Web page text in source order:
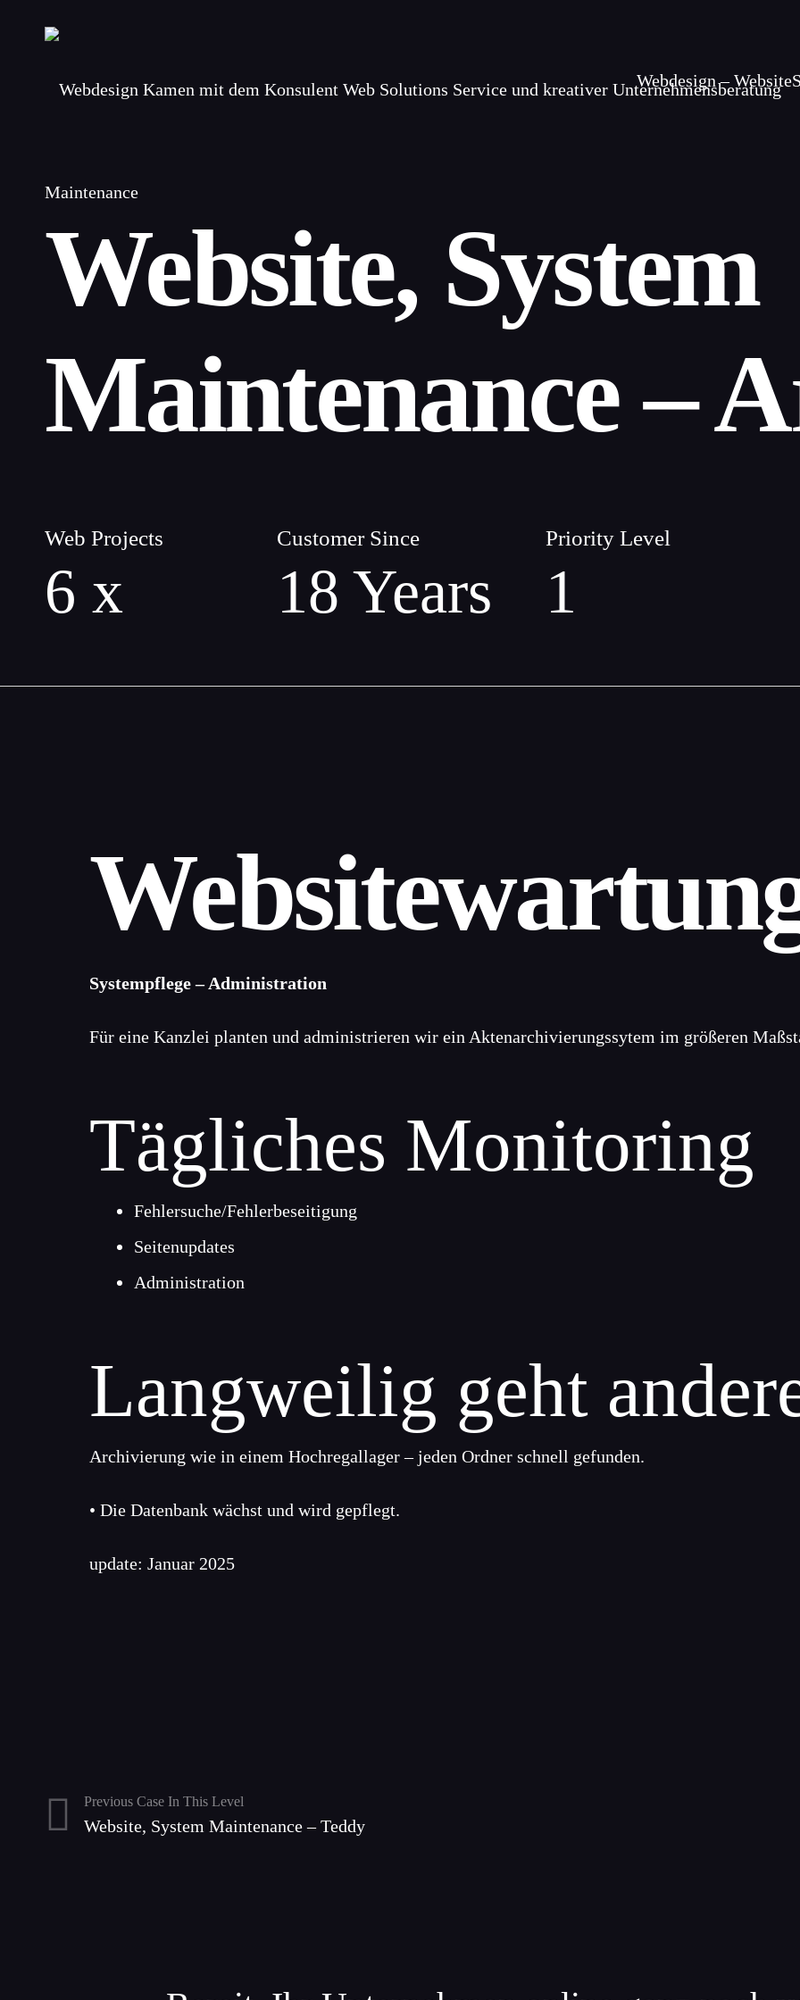
Webdesign – Website
Maintenance
Website, System
Maintenance –
Web Projects
6 x
Customer Since
18 Years
Priority Level
1
Systempflege – Administration
Für eine Kanzlei planten und administrieren wir ein Aktenarchivierungssytem im größeren
Tägliches Monitoring
Fehlersuche/Fehlerbeseitigung
Seitenupdates
Administration
Langweilig geht
Archivierung wie in einem Hochregallager – jeden Ordner schnell gefunden.
• Die Datenbank wächst und wird gepflegt.
update: Januar 2025
Previous Case In This Level
Website, System Maintenance – Teddy